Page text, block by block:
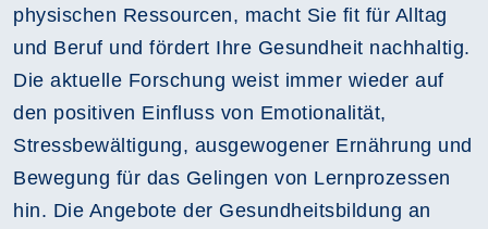
physischen Ressourcen, macht Sie fit für Alltag
und Beruf und fördert Ihre Gesundheit nachhaltig.
Die aktuelle Forschung weist immer wieder auf
den positiven Einfluss von Emotionalität,
Stressbewältigung, ausgewogener Ernährung und
Bewegung für das Gelingen von Lernprozessen
hin. Die Angebote der Gesundheitsbildung an